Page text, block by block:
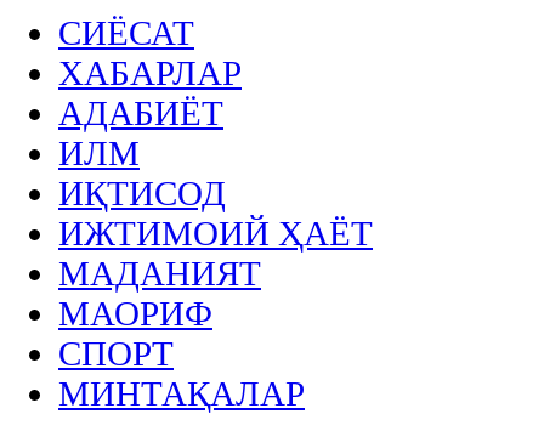
СИЁСАТ
ХАБАРЛАР
АДАБИЁТ
ИЛМ
ИҚТИСОД
ИЖТИМОИЙ ҲАЁТ
МАДАНИЯТ
МАОРИФ
СПОРТ
МИНТАҚАЛАР